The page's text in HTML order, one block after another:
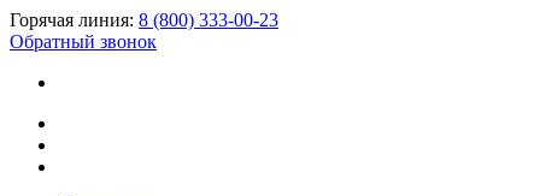
Горячая линия: 8 (800) 333-00-23
Обратный звонок